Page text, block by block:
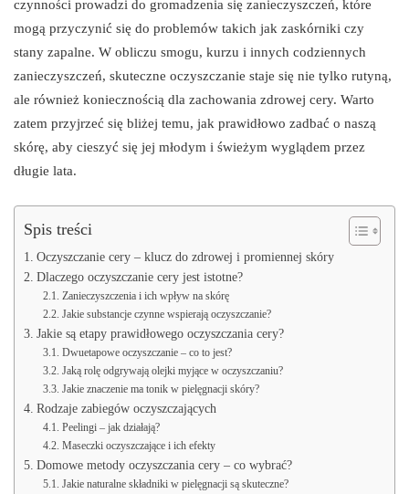
czynności prowadzi do gromadzenia się zanieczyszczeń, które
mogą przyczynić się do problemów takich jak zaskórniki czy
stany zapalne. W obliczu smogu, kurzu i innych codziennych
zanieczyszczeń, skuteczne oczyszczanie staje się nie tylko rutyną,
ale również koniecznością dla zachowania zdrowej cery. Warto
zatem przyjrzeć się bliżej temu, jak prawidłowo zadbać o naszą
skórę, aby cieszyć się jej młodym i świeżym wyglądem przez
długie lata.
Spis treści
Oczyszczanie cery – klucz do zdrowej i promiennej skóry
Dlaczego oczyszczanie cery jest istotne?
Zanieczyszczenia i ich wpływ na skórę
Jakie substancje czynne wspierają oczyszczanie?
Jakie są etapy prawidłowego oczyszczania cery?
Dwuetapowe oczyszczanie – co to jest?
Jaką rolę odgrywają olejki myjące w oczyszczaniu?
Jakie znaczenie ma tonik w pielęgnacji skóry?
Rodzaje zabiegów oczyszczających
Peelingi – jak działają?
Maseczki oczyszczające i ich efekty
Domowe metody oczyszczania cery – co wybrać?
Jakie naturalne składniki w pielęgnacji są skuteczne?